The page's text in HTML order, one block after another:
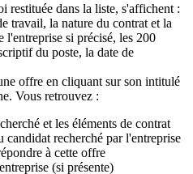
restituée dans la liste, s'affichent :
travail, la nature du contrat et la
l'entreprise si précisé, les 200
du poste, la date de
offre en cliquant sur son intitulé
Vous retrouvez :
et les éléments de contrat
recherché par l'entreprise
à cette offre
(si présente)